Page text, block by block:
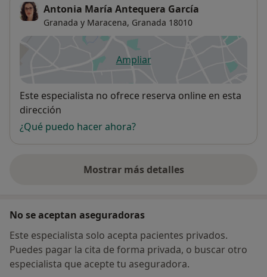
Antonia María Antequera García
Granada y Maracena, Granada 18010
Ampliarse abre en una nueva
Disponibilidad
Este especialista no ofrece reserva online en esta
dirección
¿Qué puedo hacer ahora?
Mostrar más detalles
sobre la dirección
No se aceptan aseguradoras
Este especialista solo acepta pacientes privados.
Puedes pagar la cita de forma privada, o buscar otro
especialista que acepte tu aseguradora.